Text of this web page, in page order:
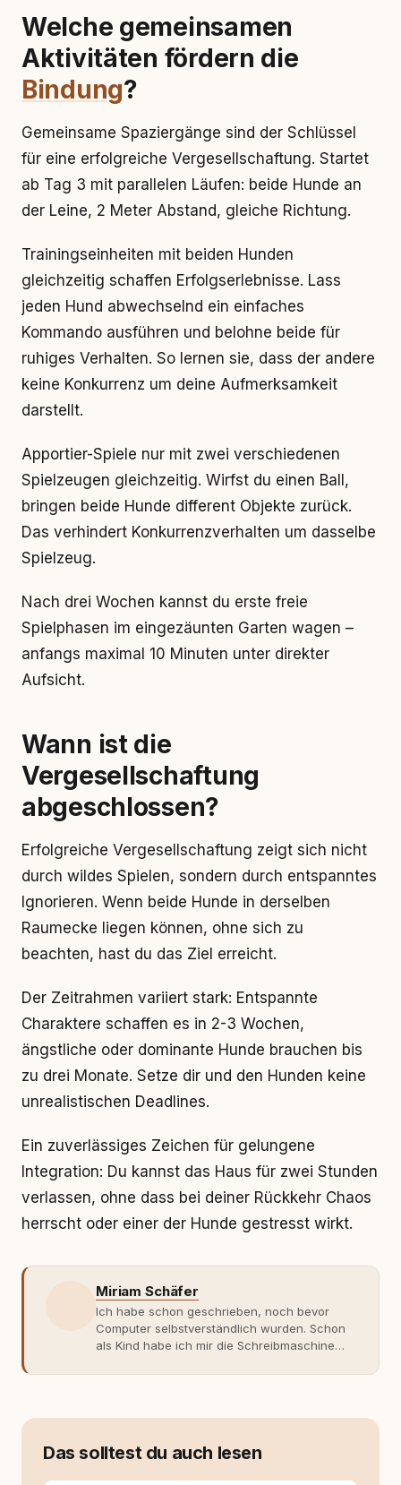
Welche gemeinsamen
Aktivitäten fördern die
Bindung?
Gemeinsame Spaziergänge sind der Schlüssel
für eine erfolgreiche Vergesellschaftung. Startet
ab Tag 3 mit parallelen Läufen: beide Hunde an
der Leine, 2 Meter Abstand, gleiche Richtung.
Trainingseinheiten mit beiden Hunden
gleichzeitig schaffen Erfolgserlebnisse. Lass
jeden Hund abwechselnd ein einfaches
Kommando ausführen und belohne beide für
ruhiges Verhalten. So lernen sie, dass der andere
keine Konkurrenz um deine Aufmerksamkeit
darstellt.
Apportier-Spiele nur mit zwei verschiedenen
Spielzeugen gleichzeitig. Wirfst du einen Ball,
bringen beide Hunde different Objekte zurück.
Das verhindert Konkurrenzverhalten um dasselbe
Spielzeug.
Nach drei Wochen kannst du erste freie
Spielphasen im eingezäunten Garten wagen –
anfangs maximal 10 Minuten unter direkter
Aufsicht.
Wann ist die
Vergesellschaftung
abgeschlossen?
Erfolgreiche Vergesellschaftung zeigt sich nicht
durch wildes Spielen, sondern durch entspanntes
Ignorieren. Wenn beide Hunde in derselben
Raumecke liegen können, ohne sich zu
beachten, hast du das Ziel erreicht.
Der Zeitrahmen variiert stark: Entspannte
Charaktere schaffen es in 2-3 Wochen,
ängstliche oder dominante Hunde brauchen bis
zu drei Monate. Setze dir und den Hunden keine
unrealistischen Deadlines.
Ein zuverlässiges Zeichen für gelungene
Integration: Du kannst das Haus für zwei Stunden
verlassen, ohne dass bei deiner Rückkehr Chaos
herrscht oder einer der Hunde gestresst wirkt.
Miriam Schäfer
Ich habe schon geschrieben, noch bevor
Computer selbstverständlich wurden. Schon
als Kind habe ich mir die Schreibmaschine
getippt: Geschichten, Beobachtungen,
weniger guten Erfahrungen. Umso mehr hat
erlebt habe, wie verantwortungsvoll und
Das solltest du auch lesen